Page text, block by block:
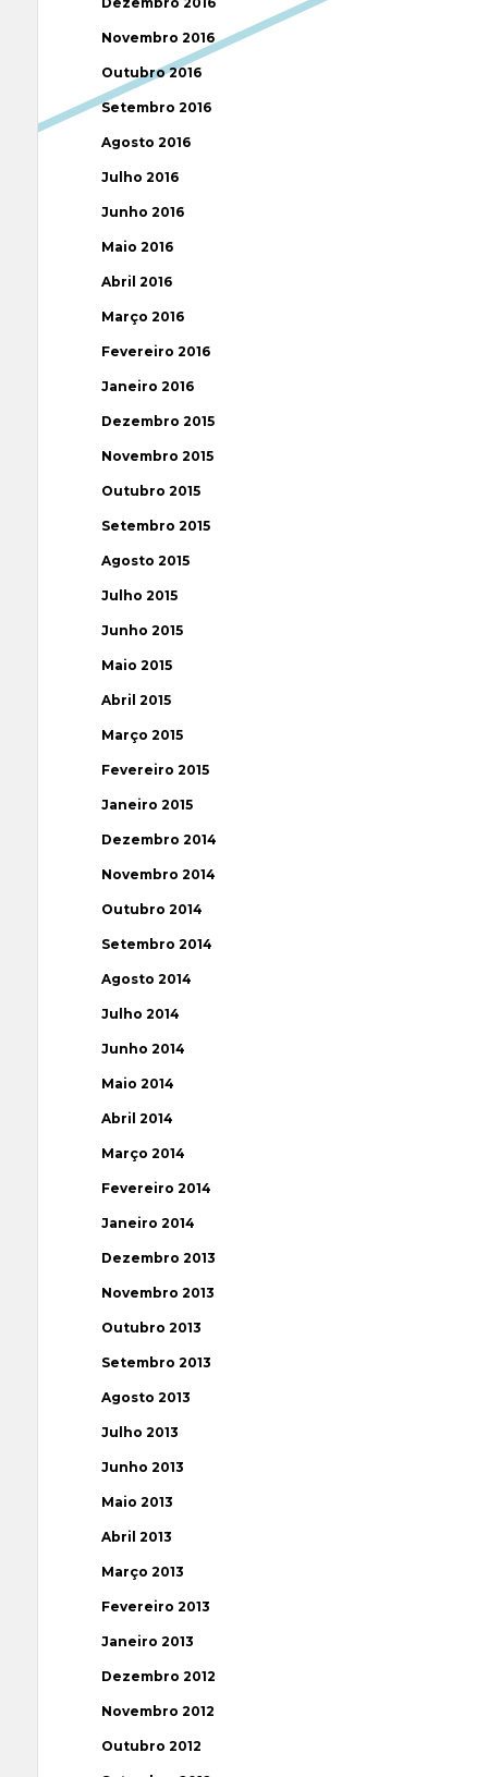
Novembro 2016
Outubro 2016
Setembro 2016
Agosto 2016
Julho 2016
Junho 2016
Maio 2016
Abril 2016
Março 2016
Fevereiro 2016
Janeiro 2016
Dezembro 2015
Novembro 2015
Outubro 2015
Setembro 2015
Agosto 2015
Julho 2015
Junho 2015
Maio 2015
Abril 2015
Março 2015
Fevereiro 2015
Janeiro 2015
Dezembro 2014
Novembro 2014
Outubro 2014
Setembro 2014
Agosto 2014
Julho 2014
Junho 2014
Maio 2014
Abril 2014
Março 2014
Fevereiro 2014
Janeiro 2014
Dezembro 2013
Novembro 2013
Outubro 2013
Setembro 2013
Agosto 2013
Julho 2013
Junho 2013
Maio 2013
Abril 2013
Março 2013
Fevereiro 2013
Janeiro 2013
Dezembro 2012
Novembro 2012
Outubro 2012